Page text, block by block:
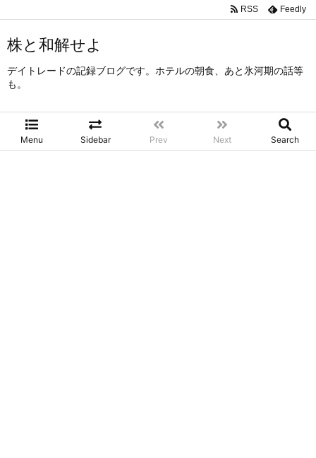
株と和解せよ
デイトレードの記録ブログです。ホテルの朝食、あと氷河期の話等
も。
Menu Sidebar Prev Next Search
RSS Feedly